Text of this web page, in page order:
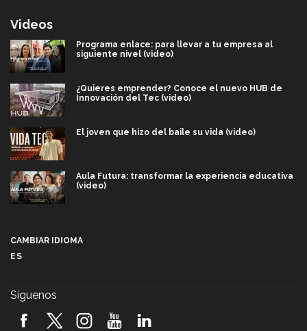
Videos
Programa enlace: para llevar a tu empresa al
siguiente nivel (video)
¿Quieres emprender? Conoce el nuevo HUB de
Innovación del Tec (video)
El joven que hizo del baile su vida (video)
Aula Futura: transformar la experiencia educativa
(video)
2026! (video)
CAMBIAR IDIOMA
ES
Síguenos